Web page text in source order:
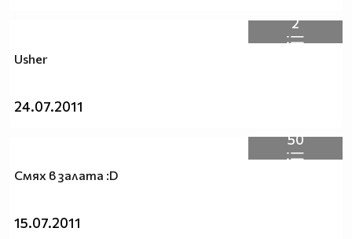
2
Usher
24.07.2011
50
Смях в залата :D
15.07.2011